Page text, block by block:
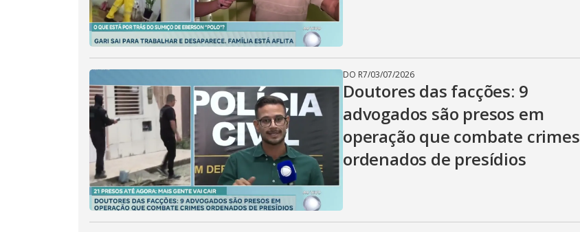
i
d
e
o
DO R7/03/07/2026
Doutores das facções: 9
advogados são presos em
operação que combate crimes
ordenados de presídios